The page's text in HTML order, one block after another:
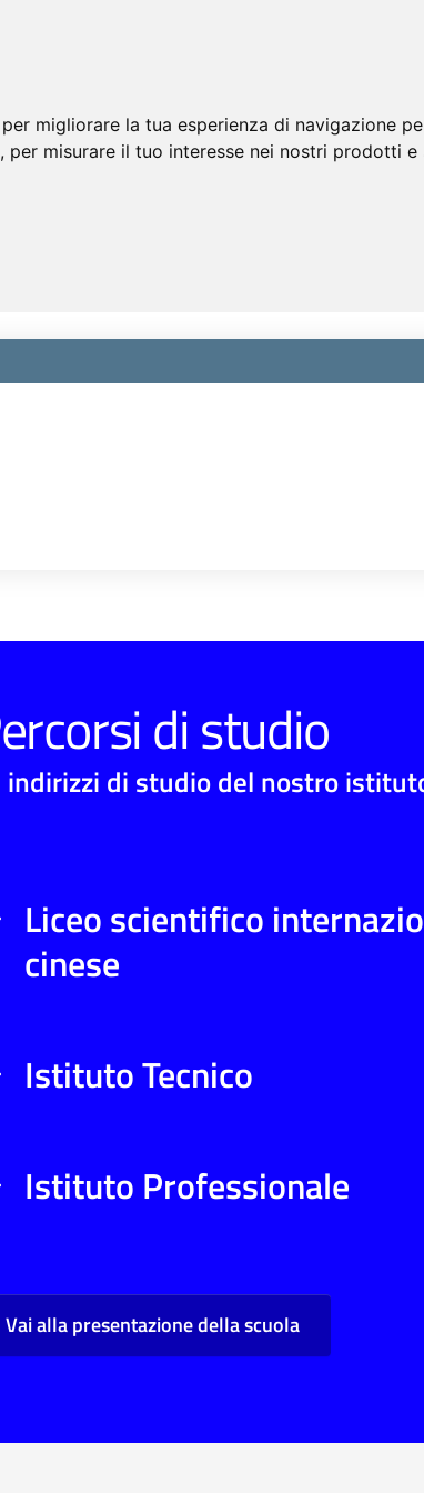
migliorare la tua esperienza di navigazione
, per misurare il tuo interesse nei nostri prodotti
di studio
indirizzi di studio del nostro
Liceo scientifico
cinese
Istituto Tecnico
Istituto Professionale
Vai alla presentazione della scuola